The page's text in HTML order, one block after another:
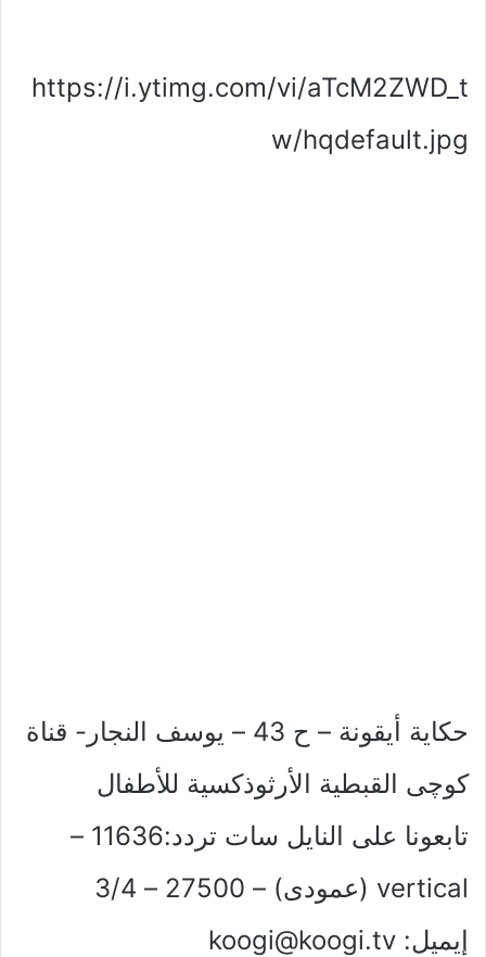
https://i.ytimg.com/vi/aTcM2ZWD_t
w/hqdefault.jpg
حكاية أيقونة – ح 43 – يوسف النجار- قناة
كوچى القبطية الأرثوذكسية للأطفال
تابعونا على النايل سات تردد:11636 –
vertical (عمودى) – 27500 – 3/4
إيميل: koogi@koogi.tv